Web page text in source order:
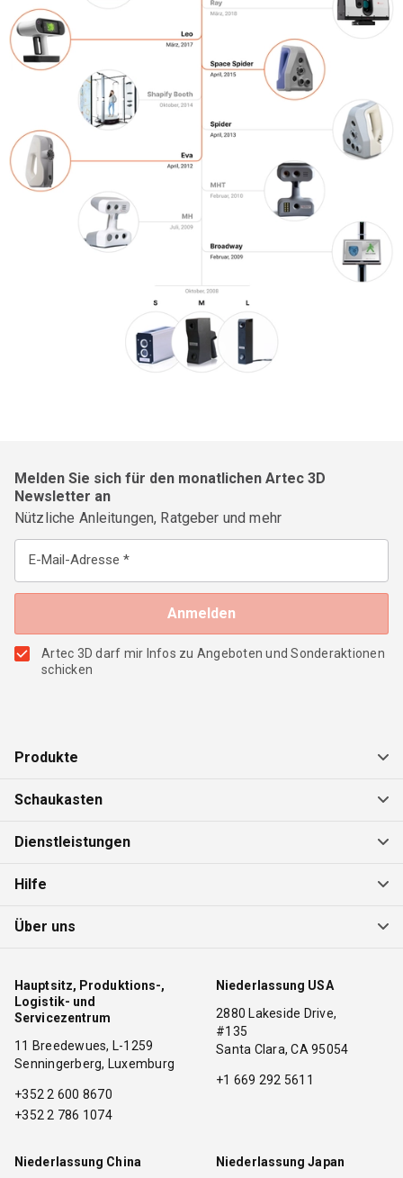
Melden Sie sich für den monatlichen Artec 3D
Newsletter an
Nützliche Anleitungen, Ratgeber und mehr
E-Mail-Adresse
Artec 3D darf mir Infos zu Angeboten und Sonderaktionen
schicken
Produkte
Schaukasten
Dienstleistungen
Hilfe
Über uns
Hauptsitz, Produktions-,
Logistik- und
Servicezentrum
11 Breedewues, L-1259
Senningerberg, Luxemburg
+352 2 600 8670
+352 2 786 1074
Niederlassung USA
2880 Lakeside Drive,
#135
Santa Clara, CA 95054
+1 669 292 5611
Niederlassung China Niederlassung Japan